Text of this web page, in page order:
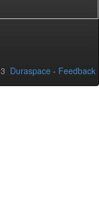
Duraspace - Feedback